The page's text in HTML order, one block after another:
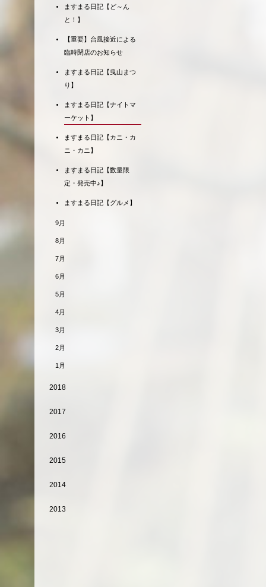
ますまる日記【ど～ん
と！】
【重要】台風接近による
臨時閉店のお知らせ
ますまる日記【曳山まつ
り】
ますまる日記【ナイトマ
ーケット】
ますまる日記【カニ・カ
ニ・カニ】
ますまる日記【数量限
定・発売中♪】
ますまる日記【グルメ】
9月
8月
7月
6月
5月
4月
3月
2月
1月
2018
2017
2016
2015
2014
2013